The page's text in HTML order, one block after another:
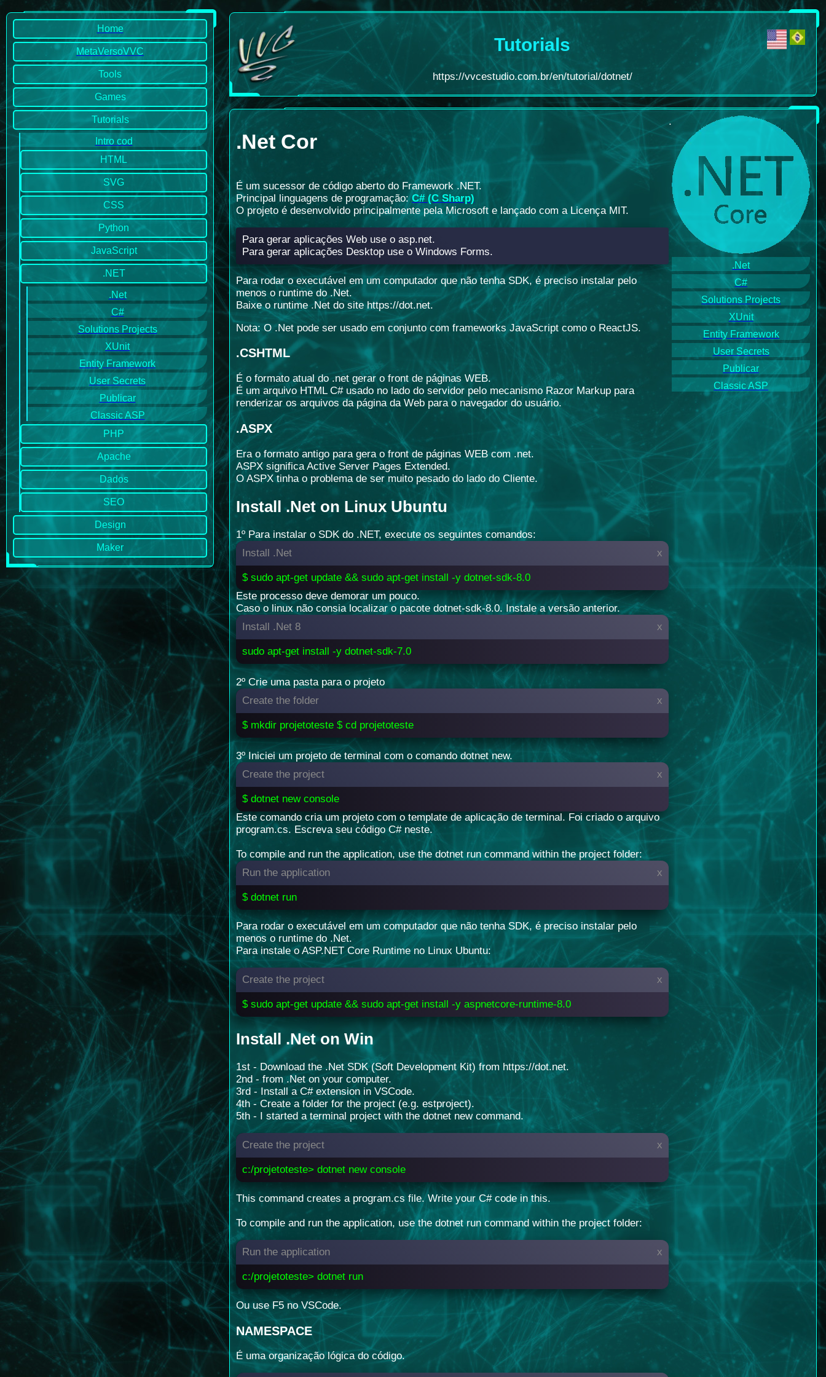
Home
MetaVersoVVC
Tools
Games
Tutorials
Intro cod
HTML
SVG
CSS
Python
JavaScript
.NET
.Net
C#
Solutions Projects
XUnit
Entity Framework
User Secrets
Publicar
Classic ASP
PHP
Apache
Dados
SEO
Design
Maker
Tutorials
https://vvcestudio.com.br/en/tutorial/dotnet/
.Net Cor
É um sucessor de código aberto do Framework .NET.
Principal linguagens de programação:C# (C Sharp)
O projeto é desenvolvido principalmente pela Microsoft e lançado com a Licença MIT.
Para gerar aplicações Web use o asp.net.
Para gerar aplicações Desktop use o Windows Forms.
Para rodar o executável em um computador que não tenha SDK, é preciso instalar pelo
menos o runtime do .Net.
Baixe o runtime .Net do site https://dot.net.
Nota: O .Net pode ser usado em conjunto com frameworks JavaScript como o ReactJS.
.CSHTML
É o formato atual do .net gerar o front de páginas WEB.
É um arquivo HTML C# usado no lado do servidor pelo mecanismo Razor Markup para
renderizar os arquivos da página da Web para o navegador do usuário.
.ASPX
Era o formato antigo para gera o front de páginas WEB com .net.
ASPX significa Active Server Pages Extended.
O ASPX tinha o problema de ser muito pesado do lado do Cliente.
Install .Net on Linux Ubuntu
1º Para instalar o SDK do .NET, execute os seguintes comandos:
Install .Net
x
$ sudo apt-get update && sudo apt-get install -y dotnet-sdk-8.0
Este processo deve demorar um pouco.
Caso o linux não consia localizar o pacote dotnet-sdk-8.0. Instale a versão anterior.
Install .Net 8
x
sudo apt-get install -y dotnet-sdk-7.0
2º Crie uma pasta para o projeto
Create the folder
x
$ mkdir projetoteste $ cd projetoteste
3º Iniciei um projeto de terminal com o comando dotnet new.
Create the project
x
$ dotnet new console
Este comando cria um projeto com o template de aplicação de terminal. Foi criado o arquivo
program.cs. Escreva seu código C# neste.
To compile and run the application, use the dotnet run command within the project folder:
Run the application
x
$ dotnet run
Para rodar o executável em um computador que não tenha SDK, é preciso instalar pelo
menos o runtime do .Net.
Para instale o ASP.NET Core Runtime no Linux Ubuntu:
Create the project x
$ sudo apt-get update && sudo apt-get install -y aspnetcore-runtime-8.0
Install .Net on Win
1st - Download the .Net SDK (Soft Development Kit) from https://dot.net.
2nd - from .Net on your computer.
3rd - Install a C# extension in VSCode.
4th - Create a folder for the project (e.g. estproject).
5th - I started a terminal project with the dotnet new command.
Create the project x
c:/projetoteste> dotnet new console
This command creates a program.cs file. Write your C# code in this.
To compile and run the application, use the dotnet run command within the project folder:
Run the application x
c:/projetoteste> dotnet run
Ou use F5 no VSCode.
NAMESPACE
É uma organização lógica do código.
.
.Net
C#
Solutions Projects
XUnit
Entity Framework
User Secrets
Publicar
Classic ASP